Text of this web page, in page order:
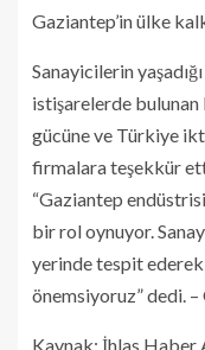
Gaziantep’in ülke
Sanayicilerin
istişarelerde
gücüne ve Türkiye
firmalara teşekkür
“Gaziantep
bir rol oynuyor.
yerinde tespit
önemsiyoruz” dedi.
Kaynak: İhlas Haber